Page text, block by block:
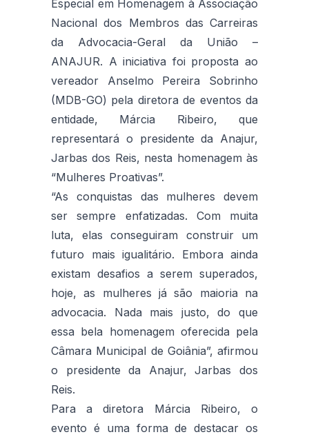
Especial em Homenagem à Associação
Nacional dos Membros das Carreiras
da Advocacia-Geral da União –
ANAJUR. A iniciativa foi proposta ao
vereador Anselmo Pereira Sobrinho
(MDB-GO) pela diretora de eventos da
entidade, Márcia Ribeiro, que
representará o presidente da Anajur,
Jarbas dos Reis, nesta homenagem às
“Mulheres Proativas”.
“As conquistas das mulheres devem
ser sempre enfatizadas. Com muita
luta, elas conseguiram construir um
futuro mais igualitário. Embora ainda
existam desafios a serem superados,
hoje, as mulheres já são maioria na
advocacia. Nada mais justo, do que
essa bela homenagem oferecida pela
Câmara Municipal de Goiânia”, afirmou
o presidente da Anajur,Jarbas dos
Reis.
Para a diretora Márcia Ribeiro, o
evento é uma forma de destacar os